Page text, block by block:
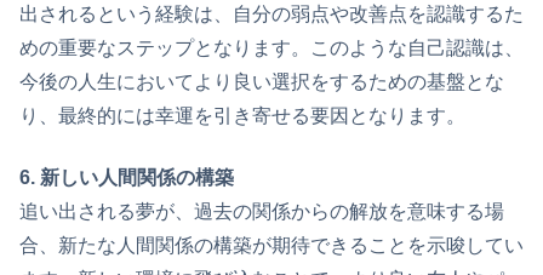
出されるという経験は、自分の弱点や改善点を認識するた
めの重要なステップとなります。このような自己認識は、
今後の人生においてより良い選択をするための基盤とな
り、最終的には幸運を引き寄せる要因となります。
6. 新しい人間関係の構築
追い出される夢が、過去の関係からの解放を意味する場
合、新たな人間関係の構築が期待できることを示唆してい